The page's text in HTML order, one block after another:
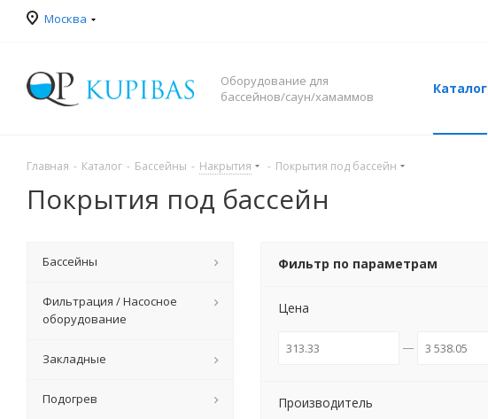
Москва
Оборудование для
бассейнов/саун/хамаммов
Каталог
Главная - Каталог - Бассейны - Накрытия - Покрытия под бассейн
Покрытия под бассейн
Фильтр по параметрам
Цена
Производитель
Бассейны
Фильтрация / Насосное
оборудование
Закладные
Подогрев